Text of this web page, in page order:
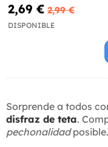
2,69 € 2,99 €
DISPONIBLE
Sorprende a todos
disfraz de teta.
pechonalidadposible.